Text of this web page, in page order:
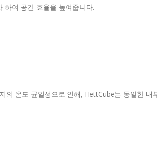
하여 공간 효율을 높여줍니다.
의 온도 균일성으로 인해, HettCube는 동일한